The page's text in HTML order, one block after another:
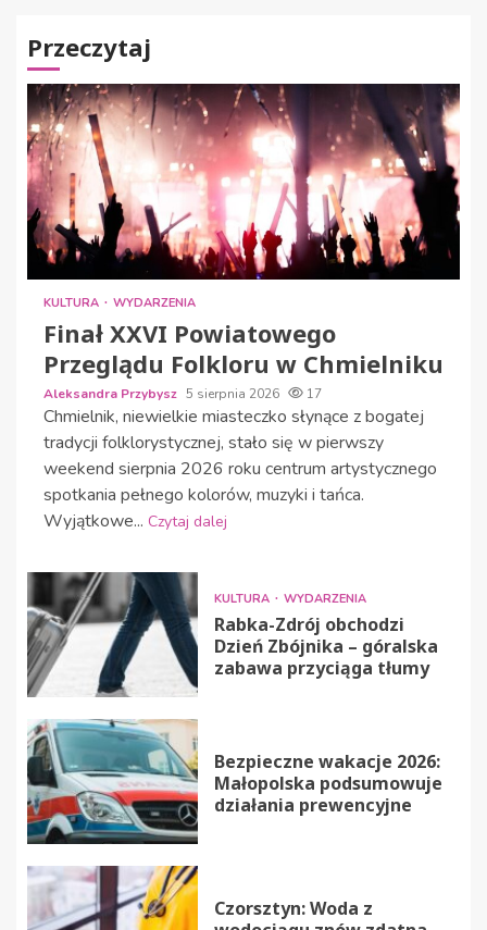
Przeczytaj
KULTURA WYDARZENIA
Finał XXVI Powiatowego
Przeglądu Folkloru w Chmielniku
Aleksandra Przybysz 5 sierpnia 2026 17
Chmielnik, niewielkie miasteczko słynące z bogatej
tradycji folklorystycznej, stało się w pierwszy
weekend sierpnia 2026 roku centrum artystycznego
spotkania pełnego kolorów, muzyki i tańca.
Wyjątkowe... Czytaj dalej
KULTURA WYDARZENIA
Rabka-Zdrój obchodzi
Dzień Zbójnika – góralska
zabawa przyciąga tłumy
Bezpieczne wakacje 2026:
Małopolska podsumowuje
działania prewencyjne
Czorsztyn: Woda z